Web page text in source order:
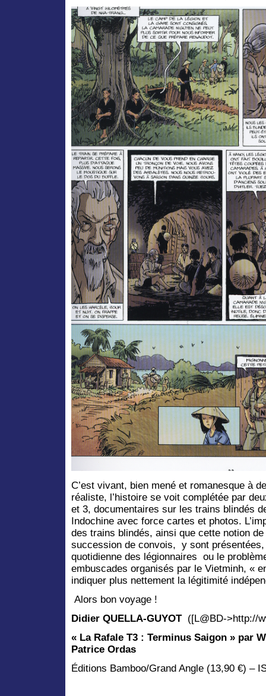
C’est vivant, bien mené et romanesque à
réaliste, l’histoire se voit complétée par
et 3, documentaires sur les trains blindés
Indochine avec force cartes et photos.
des trains blindés, ainsi que cette notion
succession de convois, y sont
quotidienne des légionnaires ou le
embuscades organisés par le Vietminh, «
indiquer plus nettement la légitimité
Alors bon voyage !
Didier QUELLA-GUYOT ([L@BD->http://
« La Rafale T3 : Terminus Saigon » par
Patrice Ordas
Éditions Bamboo/Grand Angle (13,90 €) –